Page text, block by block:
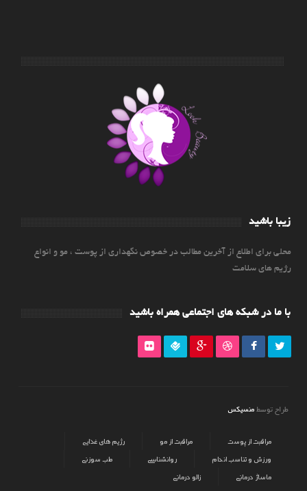
زیبا باشید
محلی برای اطلاع از آخرین مطالب در خصوص نگهداری از پوست ، مو و انواع
رژیم های سلامت
با ما در شبکه های اجتماعی همراه باشید
طراح توسط منسیکس
مراقبت از پوست مراقبت از مو
رژیم های غذایی
ورزش و تناسب اندام
روانشناسی
طب سوزنی
ماساژ درمانی
زالو درمانی